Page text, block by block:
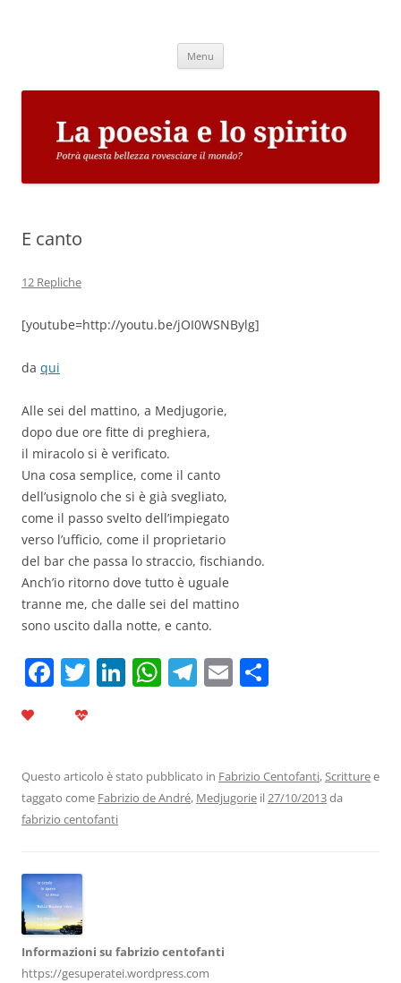
Menu
E canto
12 Repliche
[youtube=http://youtu.be/jOI0WSNBylg]
da qui
Alle sei del mattino, a Medjugorie,
dopo due ore fitte di preghiera,
il miracolo si è verificato.
Una cosa semplice, come il canto
dell’usignolo che si è già svegliato,
come il passo svelto dell’impiegato
verso l’ufficio, come il proprietario
del bar che passa lo straccio, fischiando.
Anch’io ritorno dove tutto è uguale
tranne me, che dalle sei del mattino
sono uscito dalla notte, e canto.
F
b
o
k
T Li
dI
n
W
A
p
T
a
m
E
vi
di
Questo articolo è stato pubblicato in Fabrizio Centofanti,Scritturee
taggato come Fabrizio de André, Medjugorie il27/10/2013da
fabrizio centofanti
Informazioni su fabrizio centofanti
https://gesuperatei.wordpress.com